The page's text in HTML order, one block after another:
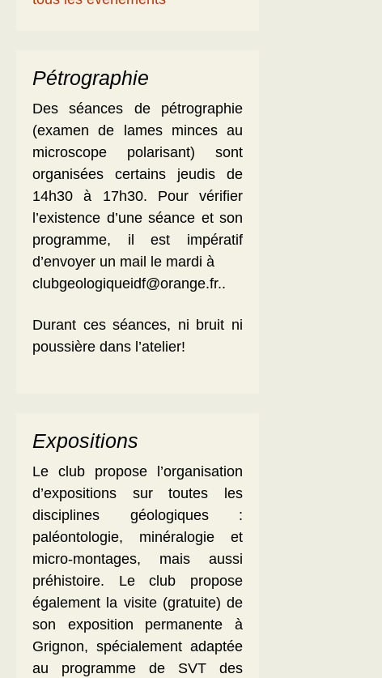
Pétrographie
Des séances de pétrographie
(examen de lames minces au
microscope polarisant) sont
organisées certains jeudis de
14h30 à 17h30. Pour vérifier
l’existence d’une séance et son
programme, il est impératif
d’envoyer un mail le mardi à
clubgeologiqueidf@orange.fr..
Durant ces séances, ni bruit ni
poussière dans l’atelier!
Expositions
Le club propose l’organisation
d’expositions sur toutes les
disciplines géologiques :
paléontologie, minéralogie et
micro-montages, mais aussi
préhistoire. Le club propose
également la visite (gratuite) de
son exposition permanente à
Grignon, spécialement adaptée
au programme de SVT des